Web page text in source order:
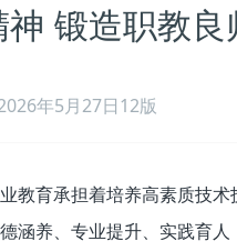
锻造职教良
年5月27日12版
教育承担着培养高素质技术
涵养、专业提升、实践育人